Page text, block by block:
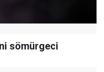
sömürgeci